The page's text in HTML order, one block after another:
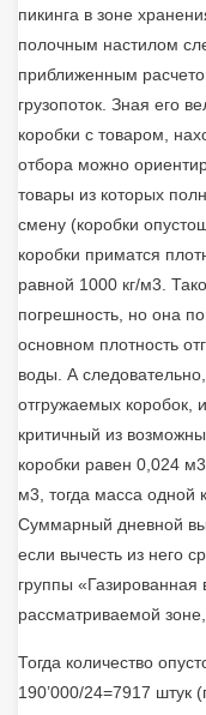
пикинга в зоне
полочным настилом
приближенным
грузопоток. Зная его
коробки с товаром,
отбора можно
товары из которых
смену (коробки
коробки приматся
равной 1000 кг/м3.
погрешность, но она
основном плотность
воды. А
отгружаемых коробок,
критичный из
коробки равен 0,024
м3, тогда масса одной
Суммарный дневной
если вычесть из него
группы «Газированная
рассматриваемой
Тогда количество
190’000/24=7917 штук